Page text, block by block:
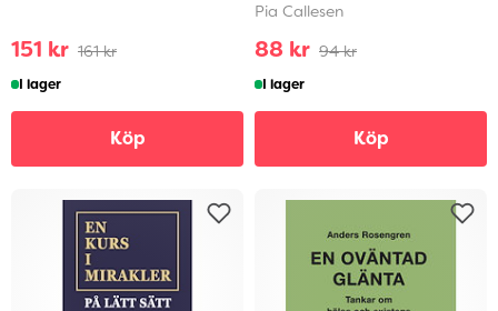
151 kr 161 kr
I lager
Köp
Pia Callesen
88 kr 94 kr
I lager
Köp